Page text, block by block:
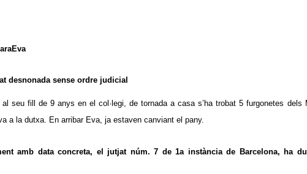
desnonada sense ordre judicial
seu fill de 9 anys en el col·legi, de tornada a casa s’ha trobat 5 furgonetes dels
a la dutxa. En arribar Eva, ja estaven canviant el pany.
amb data concreta, el jutjat núm. 7 de 1a instància de Barcelona, ha